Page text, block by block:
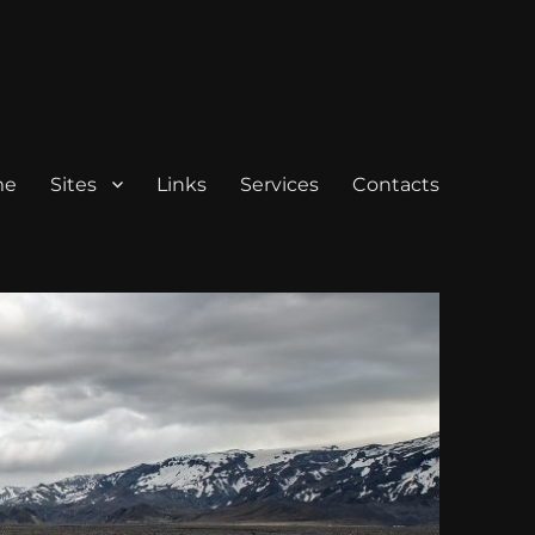
Sites Links Services Contacts